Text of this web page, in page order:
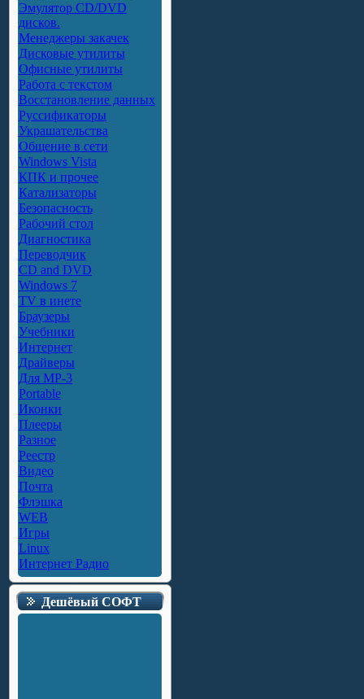
Эмулятор CD/DVD
дисков.
Менеджеры закачек
Дисковые утилиты
Офисные утилиты
Работа с текстом
Восстановление данных
Руссификаторы
Украшательства
Общение в сети
Windows Vista
КПК и прочее
Катализаторы
Безопасность
Рабочий стол
Диагностика
Переводчик
CD and DVD
Windows 7
TV в инете
Браузеры
Учебники
Интернет
Драйверы
Для MP-3
Portable
Иконки
Плееры
Разное
Реестр
Видео
Почта
Флэшка
WEB
Игры
Linux
Интернет Радио
Дешёвый СОФТ